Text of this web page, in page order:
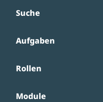
Suche
Aufgaben
Rollen
Module